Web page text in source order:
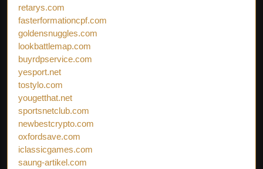
retarys.com
fasterformationcpf.com
goldensnuggles.com
lookbattlemap.com
buyrdpservice.com
yesport.net
tostylo.com
yougetthat.net
sportsnetclub.com
newbestcrypto.com
oxfordsave.com
iclassicgames.com
saung-artikel.com